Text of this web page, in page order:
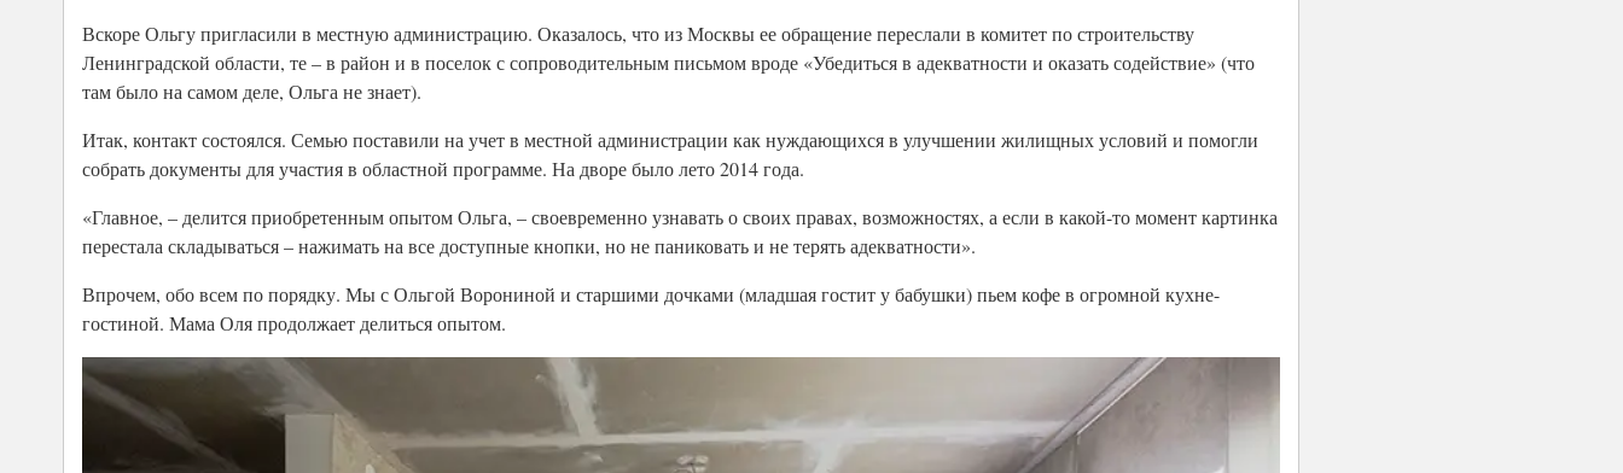
Вскоре Ольгу пригласили в местную администрацию. Оказалось, что из Москвы ее обращение переслали в комитет по строительству
Ленинградской области, те – в район и в поселок с сопроводительным письмом вроде «Убедиться в адекватности и оказать содействие» (что
там было на самом деле, Ольга не знает).
Итак, контакт состоялся. Семью поставили на учет в местной администрации как нуждающихся в улучшении жилищных условий и помогли
собрать документы для участия в областной программе. На дворе было лето 2014 года.
«Главное, – делится приобретенным опытом Ольга, – своевременно узнавать о своих правах, возможностях, а если в какой-то момент картинка
перестала складываться – нажимать на все доступные кнопки, но не паниковать и не терять адекватности».
Впрочем, обо всем по порядку. Мы с Ольгой Ворониной и старшими дочками (младшая гостит у бабушки) пьем кофе в огромной кухне-
гостиной. Мама Оля продолжает делиться опытом.